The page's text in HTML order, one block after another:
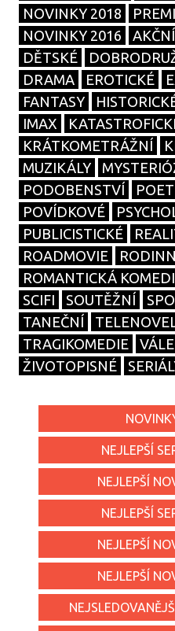
NOVINKY 2018
NOVINKY 2016
AKČNÍ
DĚTSKÉ
DRAMA
EROTICKÉ
FANTASY
IMAX
KRÁTKOMETRÁŽNÍ
MUZIKÁLY
PODOBENSTVÍ
POVÍDKOVÉ
PUBLICISTICKÉ
ROADMOVIE
ROMANTICKÁ
SCIFI
SOUTĚŽNÍ
TANEČNÍ
TRAGIKOMEDIE
ŽIVOTOPISNÉ
NEJLEPŠÍ
NEJLEPŠÍ
NEJLEPŠÍ
NEJLEPŠÍ
NEJLEPŠÍ